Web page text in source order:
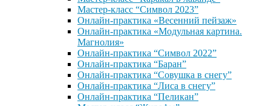
Мастер-класс “Символ 2023”
Онлайн-практика «Весенний пейзаж»
Онлайн-практика «Модульная картина.
Магнолия»
Онлайн-практика “Символ 2022”
Онлайн-практика “Баран”
Онлайн-практика “Совушка в снегу”
Онлайн-практика “Лиса в снегу”
Онлайн-практика “Пеликан”